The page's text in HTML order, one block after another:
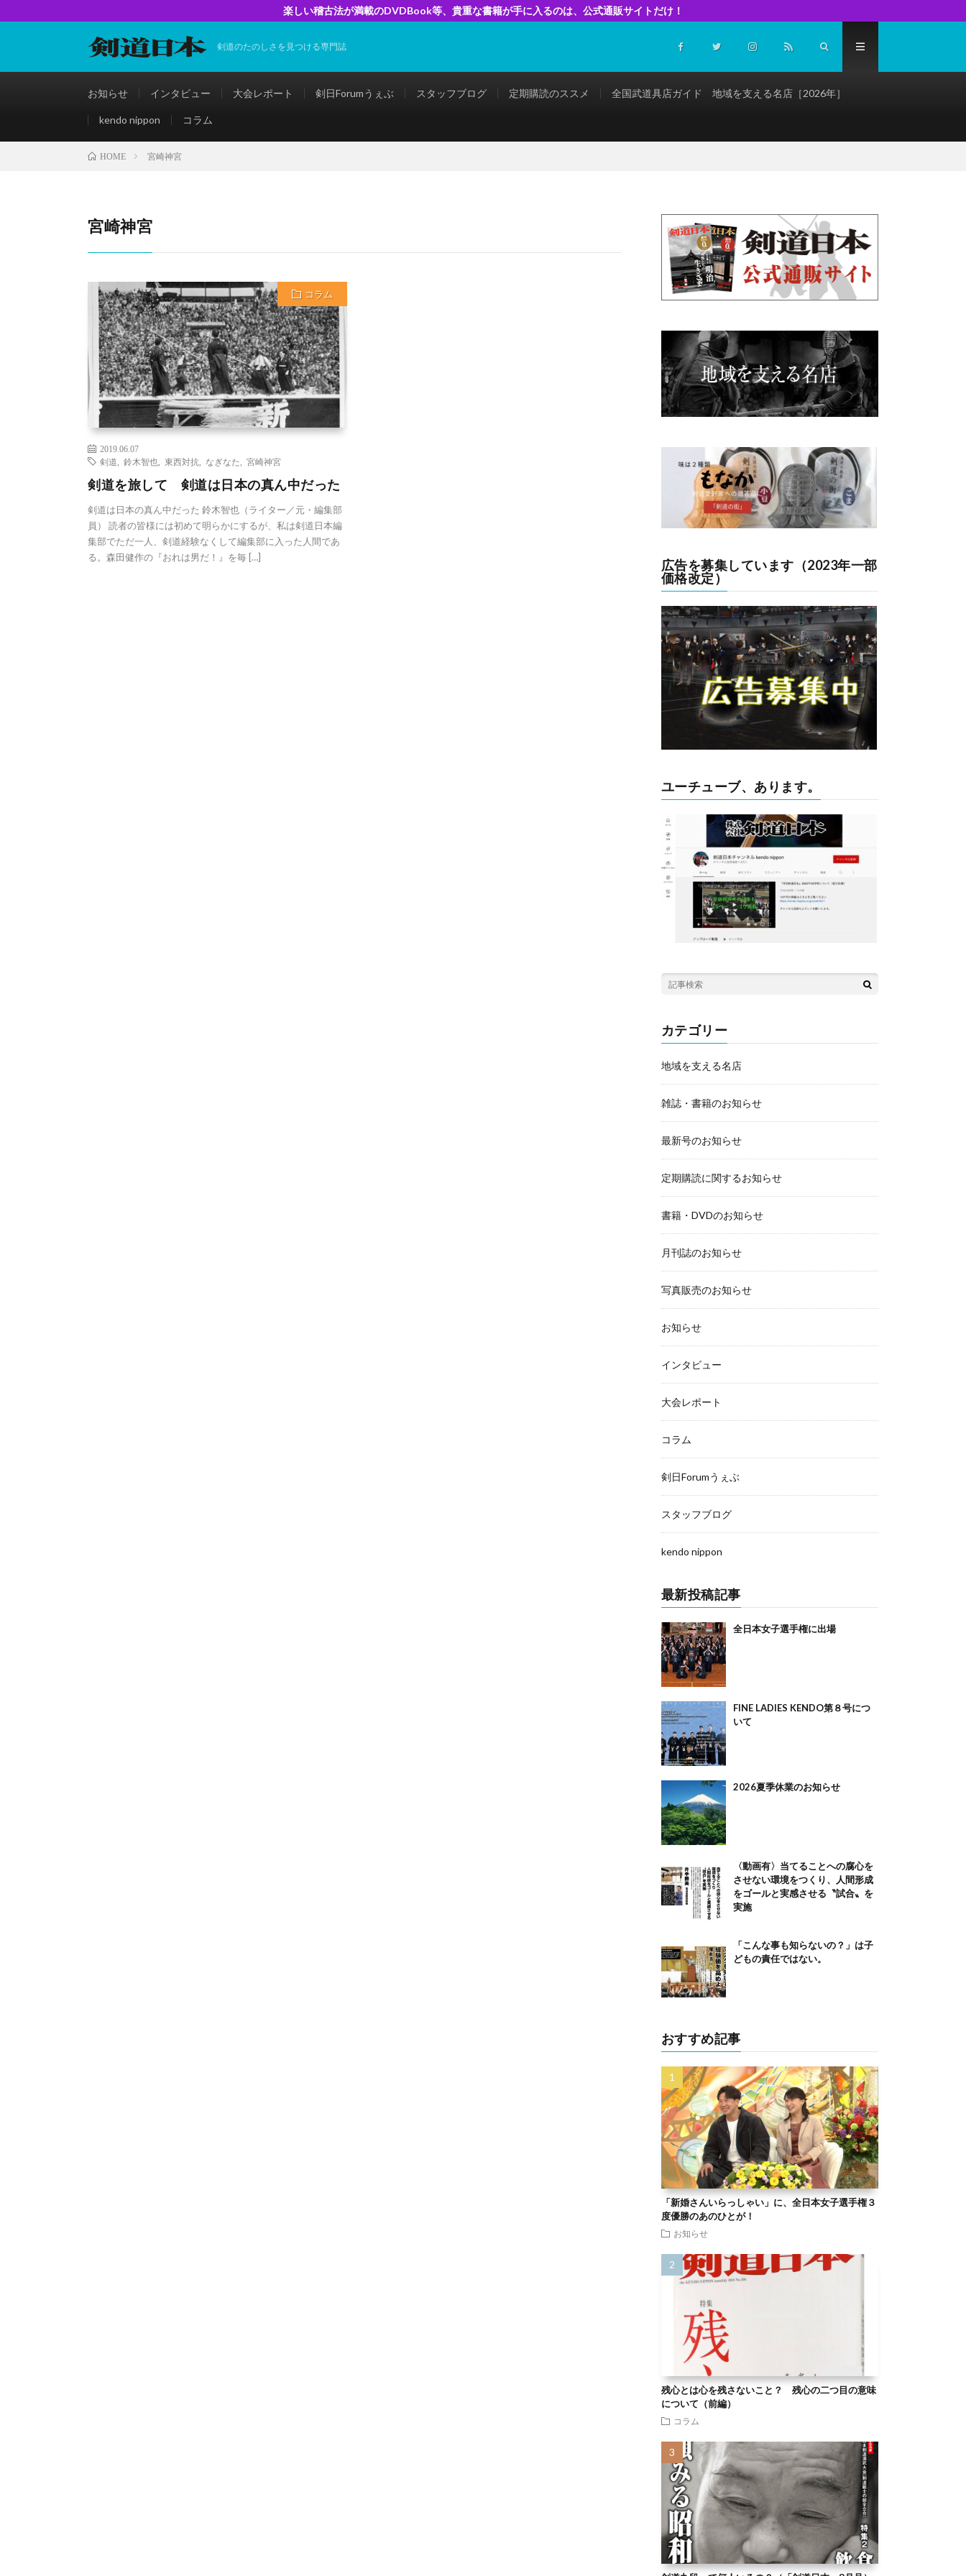
楽しい稽古法が満載のDVDBook等、貴重な書籍が手に入るのは、公式通販サイトだけ！
剣道のたのしさを見つける専門誌
お知らせ インタビュー 大会レポート 剣日Forumうぇぶ スタッフブログ 定期購読のススメ 全国武道具店ガイド 地域を支える名店［2026年］
kendo nippon コラム
HOME 宮崎神宮
宮崎神宮
コラム
2019.06.07
剣道
鈴木智也 東西対抗 なぎなた 宮崎神宮
剣道を旅して 剣道は日本の真ん中だった
剣道は日本の真ん中だった 鈴木智也（ライター／元・編集部
員） 読者の皆様には初めて明らかにするが、私は剣道日本編
集部でただ一人、剣道経験なくして編集部に入った人間であ
る。森田健作の『おれは男だ！』を毎 […]
広告を募集しています（2023年一部
価格改定）
ユーチューブ、あります。
カテゴリー
地域を支える名店
雑誌・書籍のお知らせ
最新号のお知らせ
定期購読に関するお知らせ
書籍・DVDのお知らせ
月刊誌のお知らせ
写真販売のお知らせ
お知らせ
インタビュー
大会レポート
コラム
剣日Forumうぇぶ
スタッフブログ
kendo nippon
最新投稿記事
全日本女子選手権に出場
FINE LADIES KENDO第８号につ
いて
2026夏季休業のお知らせ
〈動画有〉当てることへの腐心を
させない環境をつくり、人間形成
をゴールと実感させる〝試合〟を
実施
「こんな事も知らないの？」は子
どもの責任ではない。
おすすめ記事
「新婚さんいらっしゃい」に、全日本女子選手権３
度優勝のあのひとが！
お知らせ
残心とは心を残さないこと？ 残心の二つ目の意味
について（前編）
コラム